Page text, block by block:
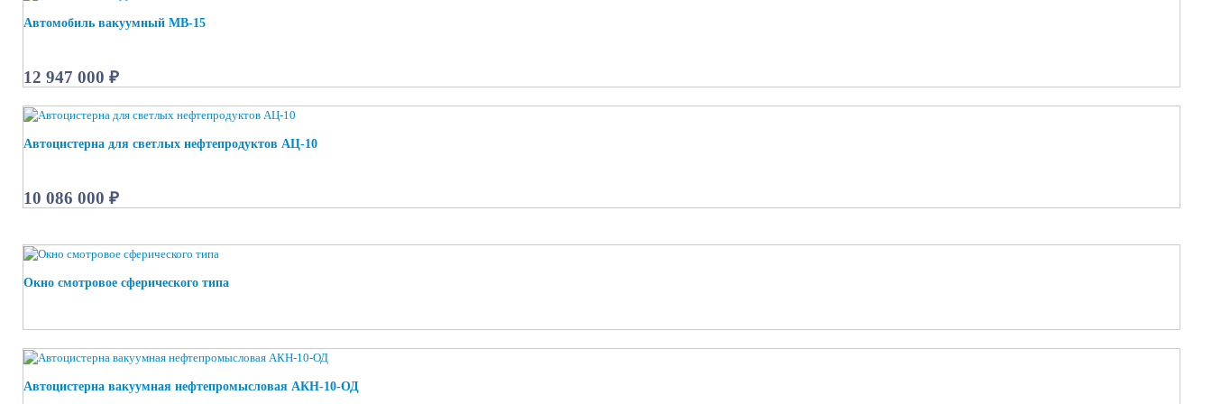
Автомобиль вакуумный МВ-15
12 947 000 ₽
Автоцистерна для светлых нефтепродуктов АЦ-10
10 086 000 ₽
Окно смотровое сферического типа
Автоцистерна вакуумная нефтепромысловая АКН-10-ОД